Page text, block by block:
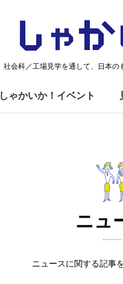
しゃ
社会科／工場見学を通して、日本の
しゃかいか！イベント
ニュ
ニュースに関する記事